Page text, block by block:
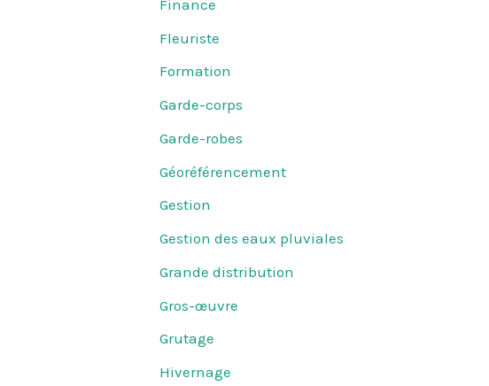
Finance
Fleuriste
Formation
Garde-corps
Garde-robes
Géoréférencement
Gestion
Gestion des eaux pluviales
Grande distribution
Gros-œuvre
Grutage
Hivernage